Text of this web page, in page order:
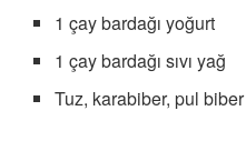
1 çay bardağı yoğurt
1 çay bardağı sıvı yağ
Tuz, karabiber, pul biber